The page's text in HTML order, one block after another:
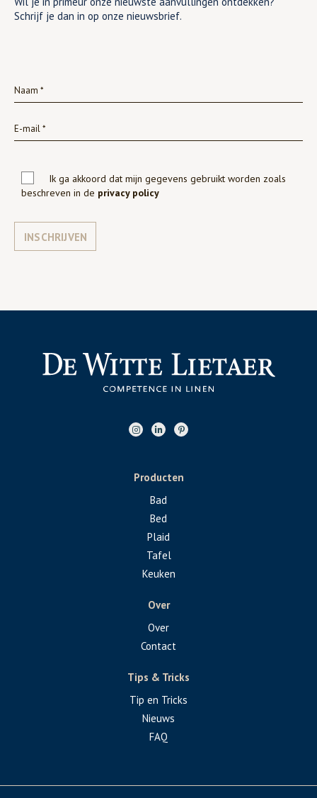
Schrijf je dan in op onze nieuwsbrief.
Ik ga akkoord dat mijn gegevens gebruikt worden zoals
beschreven in de privacy policy
INSCHRIJVEN
Producten
Bad
Bed
Plaid
Tafel
Keuken
Over
Over
Contact
Tips & Tricks
Tip en Tricks
Nieuws
FAQ